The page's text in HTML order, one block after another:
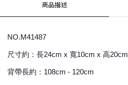
商品描述
NO.M41487
尺寸約：長24cm x 寬10cm x 高20cm
背帶長約：108cm - 120cm